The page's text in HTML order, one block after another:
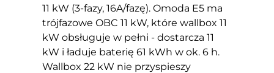
11 kW (3-fazy, 16A/fazę). Omoda E5 ma
trójfazowe OBC 11 kW, które wallbox 11
kW obsługuje w pełni - dostarcza 11
kW i ładuje baterię 61 kWh w ok. 6 h.
Wallbox 22 kW nie przyspieszy